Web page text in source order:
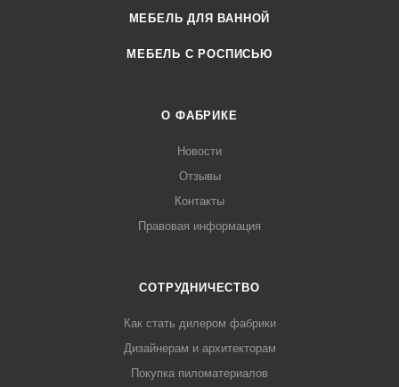
МЕБЕЛЬ ДЛЯ ВАННОЙ
МЕБЕЛЬ С РОСПИСЬЮ
О ФАБРИКЕ
Новости
Отзывы
Контакты
Правовая информация
СОТРУДНИЧЕСТВО
Как стать дилером фабрики
Дизайнерам и архитекторам
Покупка пиломатериалов